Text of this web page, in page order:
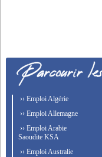
›› Emploi Algérie
›› Emploi Allemagne
›› Emploi Arabie
Saoudite KSA
›› Emploi Australie